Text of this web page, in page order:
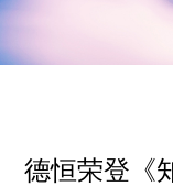
德恒荣登《